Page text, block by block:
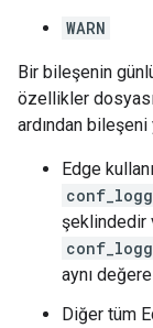
WARN
Bir bileşenin
özellikler
ardından bileşeni
Edge
şeklindedir
aynı
Diğer tüm